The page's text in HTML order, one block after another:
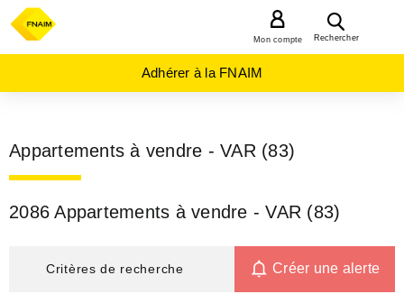
Rechercher
Mon compte
Adhérer à la FNAIM
Appartements à vendre - VAR (83)
2086 Appartements à vendre - VAR (83)
Critères de recherche Créer une alerte